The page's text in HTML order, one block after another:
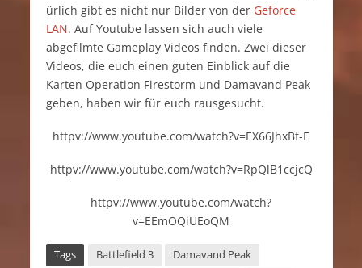
ürlich gibt es nicht nur Bilder von der Geforce
LAN. Auf Youtube lassen sich auch viele
abgefilmte Gameplay Videos finden. Zwei dieser
Videos, die euch einen guten Einblick auf die
Karten Operation Firestorm und Damavand Peak
geben, haben wir für euch rausgesucht.
httpv://www.youtube.com/watch?v=EX66JhxBf-E
httpv://www.youtube.com/watch?v=RpQlB1ccjcQ
httpv://www.youtube.com/watch?
v=EEmOQiUEoQM
Tags Battlefield 3
Damavand Peak